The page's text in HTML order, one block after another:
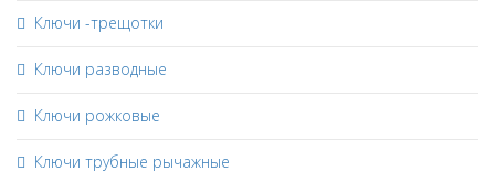
Ключи -трещотки
Ключи разводные
Ключи рожковые
Ключи трубные рычажные